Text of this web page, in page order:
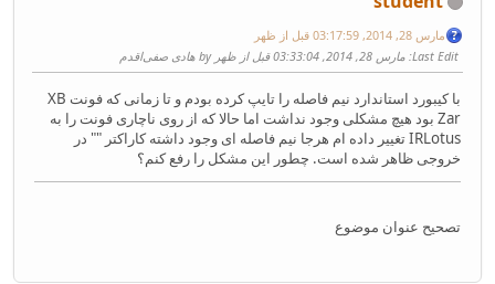
مارس 28, 2014, 03:17:59 قبل از ظهر
Last Edit: مارس 28, 2014, 03:33:04 قبل از ظهر by هادی صفی‌اقدم
با کیبورد استاندارد نیم فاصله را تایپ کرده بودم و تا زمانی که فونت XB
Zar بود هیچ مشکلی وجود نداشت اما حالا که از روی ناچاری فونت را به
IRLotus تغییر داده ام هرجا نیم فاصله ای وجود داشته کاراکتر "" در
خروجی ظاهر شده است. چطور این مشکل را رفع کنم؟
تصحیح عنوان موضوع